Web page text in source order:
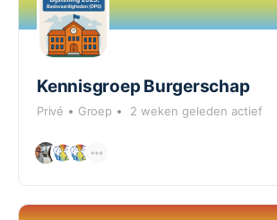
Kennisgroep Burgerschap
Privé Groep 2 weken geleden actief